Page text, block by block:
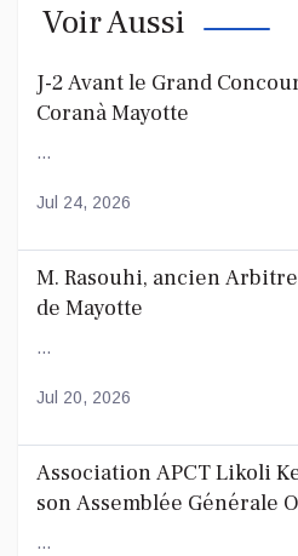
Voir Aussi
J-2 Avant le Grand
Coranà Mayotte
...
Jul 24, 2026
M. Rasouhi, ancien
de Mayotte
...
Jul 20, 2026
Association APCT Likoli
son Assemblée Générale
...